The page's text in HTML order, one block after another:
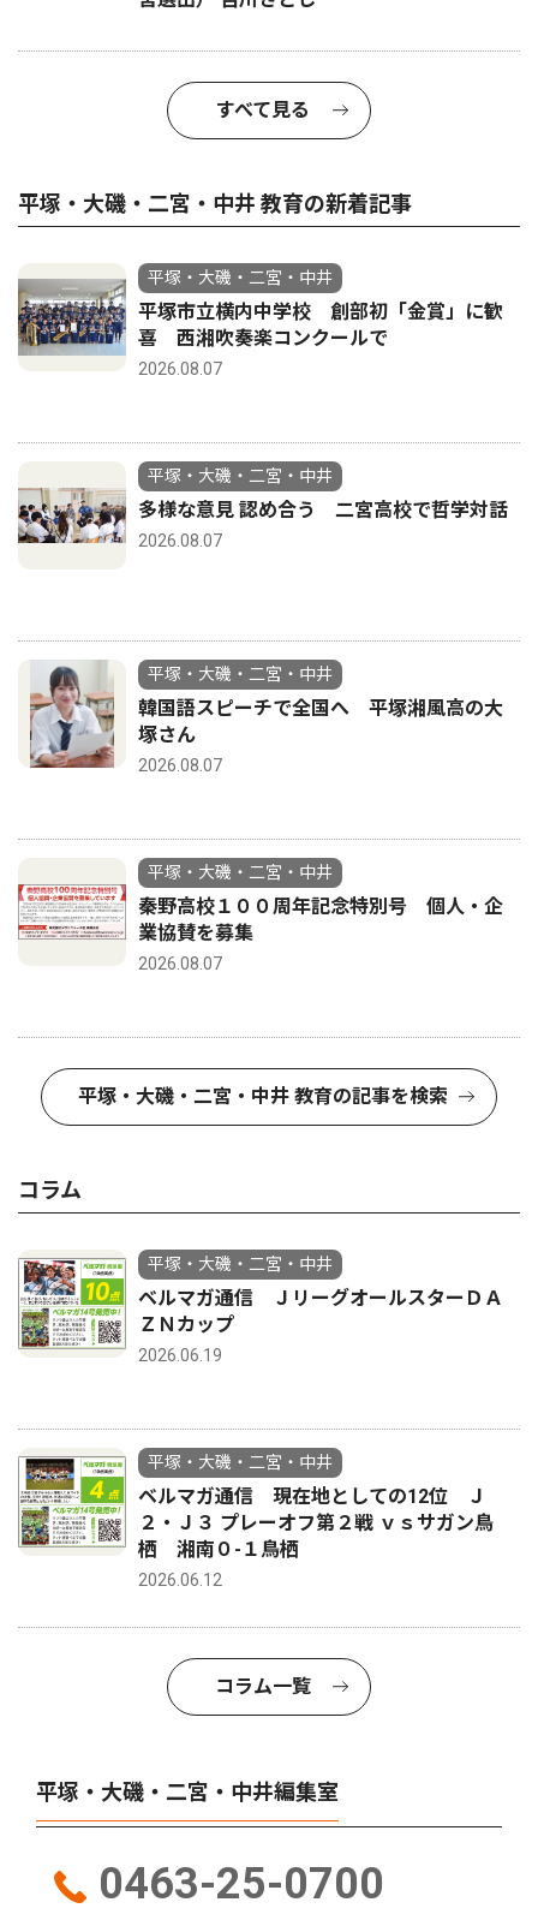
すべて見る
平塚・大磯・二宮・中井 教育の新着記事
平塚・大磯・二宮・中井
平塚市立横内中学校 創部初「金賞」に歓
喜 西湘吹奏楽コンクールで
2026.08.07
平塚・大磯・二宮・中井
多様な意見 認め合う 二宮高校で哲学対話
2026.08.07
平塚・大磯・二宮・中井
韓国語スピーチで全国へ 平塚湘風高の大
塚さん
2026.08.07
平塚・大磯・二宮・中井
秦野高校１００周年記念特別号 個人・企
業協賛を募集
2026.08.07
平塚・大磯・二宮・中井 教育の記事を検索
コラム
平塚・大磯・二宮・中井
ベルマガ通信 ＪリーグオールスターＤＡ
ＺＮカップ
2026.06.19
平塚・大磯・二宮・中井
ベルマガ通信 現在地としての12位 Ｊ
２・Ｊ３ プレーオフ第２戦 ｖｓサガン鳥
栖 湘南０-１鳥栖
2026.06.12
コラム一覧
平塚・大磯・二宮・中井編集室
0463-25-0700